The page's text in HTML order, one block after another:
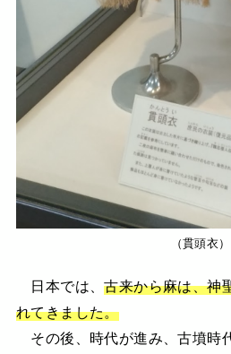
（貫頭衣）
日本では、古来から麻は、神
れてきました。
その後、時代が進み、古墳時